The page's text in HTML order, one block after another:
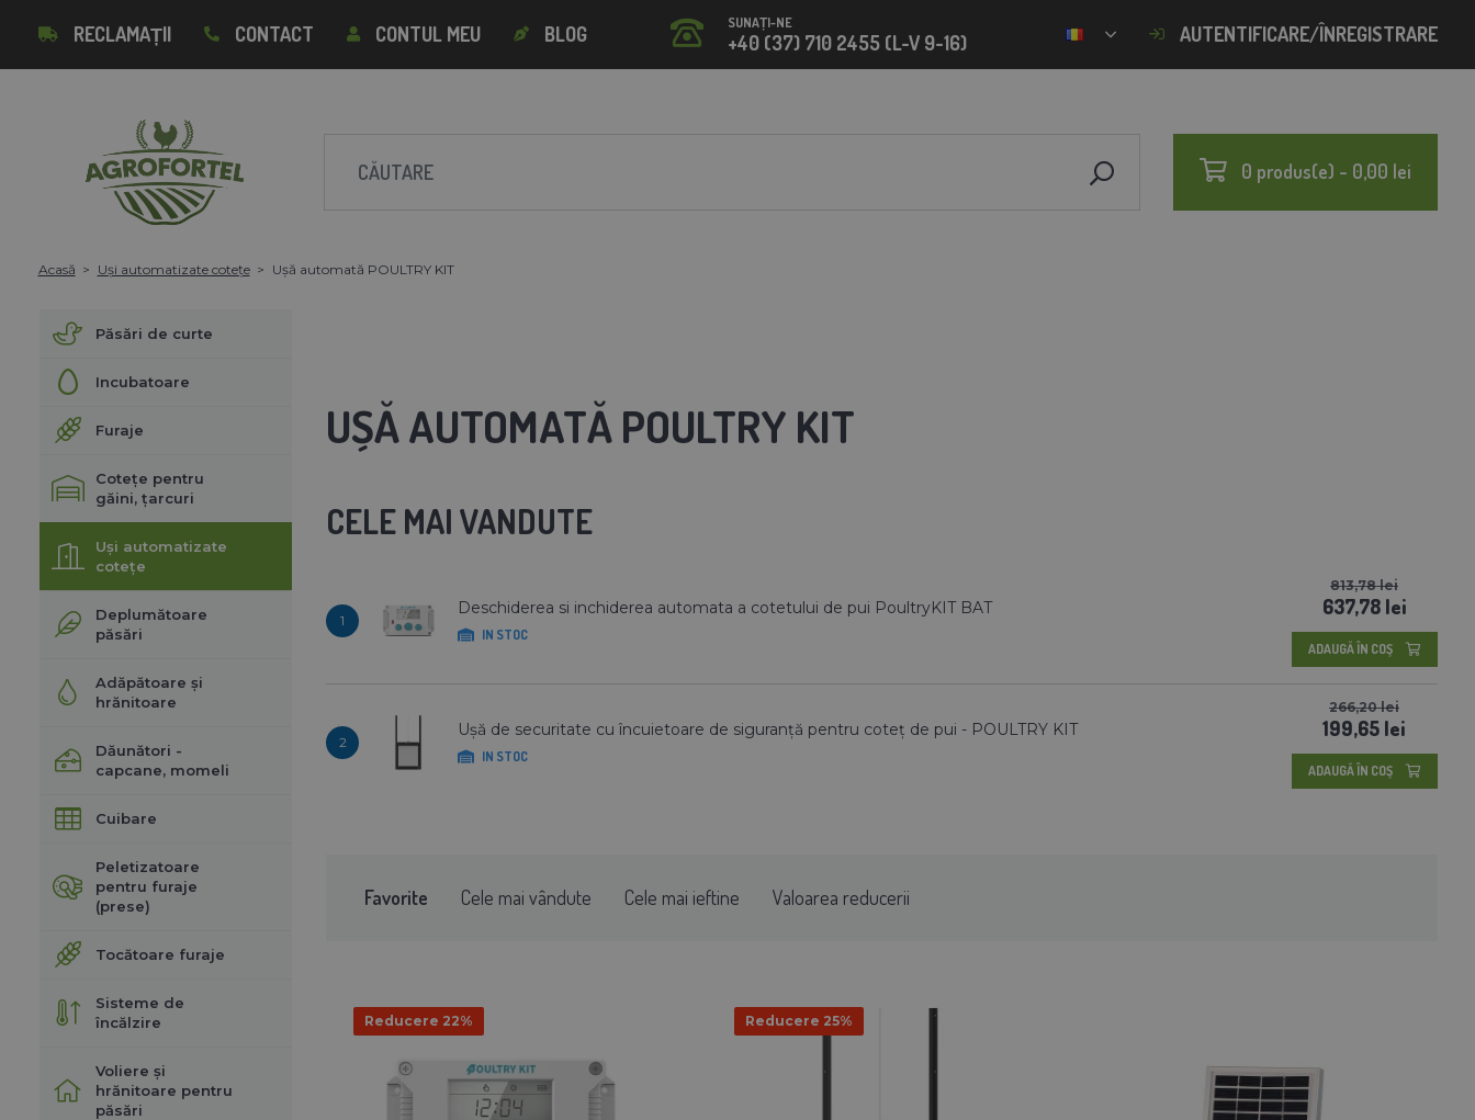
RECLAMAȚII CONTACT CONTUL MEU BLOG SUNAȚI-NE
+40 (37) 710 2455 (L-V 9-16) AUTENTIFICARE/ÎNREGISTRARE
0 produs(e) - 0,00 lei
Acasă Uși automatizate cotețe Ușă automată POULTRY KIT
Păsări de curte
Incubatoare
Furaje
Cotețe pentru
găini, țarcuri
Uși automatizate
cotețe
Deplumătoare
păsări
Adăpătoare și
hrănitoare
Dăunători -
capcane, momeli
Cuibare
Peletizatoare
pentru furaje
(prese)
Tocătoare furaje
Sisteme de
încălzire
Voliere și
hrănitoare pentru
păsări
UȘĂ AUTOMATĂ POULTRY KIT
CELE MAI VANDUTE
1
Deschiderea si inchiderea automata a cotetului de pui PoultryKIT BAT
IN STOC
813,78 lei
637,78 lei
ADAUGĂ ÎN COŞ
2
Ușă de securitate cu încuietoare de siguranță pentru coteț de pui - POULTRY KIT
IN STOC
266,20 lei
199,65 lei
ADAUGĂ ÎN COŞ
Favorite Cele mai vândute Cele mai ieftine Valoarea reducerii
Reducere 22% Reducere 25%